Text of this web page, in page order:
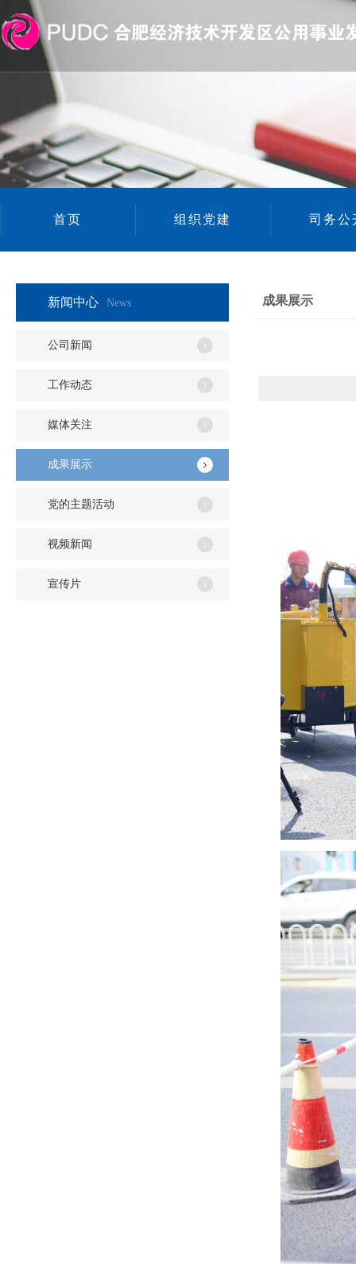
首页 组织党建 司务公
新闻中心 News
公司新闻
工作动态
媒体关注
成果展示
党的主题活动
视频新闻
宣传片
成果展示